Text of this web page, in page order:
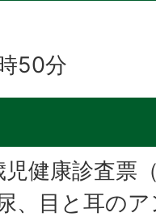
50分
健康診査票
、目と耳の